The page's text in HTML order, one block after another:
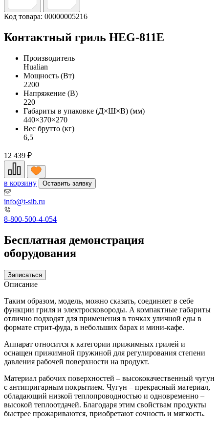
Код товара: 00000005216
Контактный гриль HEG-811E
Производитель
Hualian
Мощность (Вт)
2200
Напряжение (В)
220
Габариты в упаковке (Д×Ш×В) (мм)
440×370×270
Вес брутто (кг)
6,5
12 439 ₽
в корзину Оставить заявку
info@t-sib.ru
8-800-500-4-054
Бесплатная демонстрация
оборудования
Записаться
Описание
Таким образом, модель, можно сказать, соединяет в себе
функции гриля и электросковороды. А компактные габариты
отлично подходят для применения в точках уличной еды в
формате стрит-фуда, в небольших барах и мини-кафе.
Аппарат относится к категории прижимных грилей и
оснащен прижимной пружиной для регулирования степени
давления рабочей поверхности на продукт.
Материал рабочих поверхностей – высококачественный чугун
с антипригарным покрытием. Чугун – прекрасный материал,
обладающий низкой теплопроводностью и одновременно –
высокой теплоотдачей. Благодаря этим свойствам продукты
быстрее прожариваются, приобретают сочность и мягкость.